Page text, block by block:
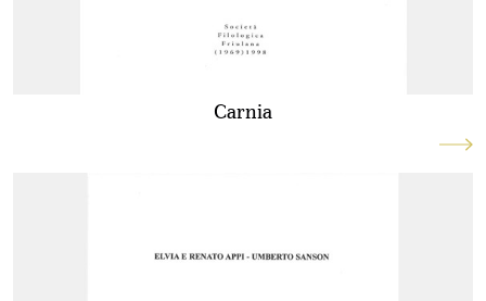
Carnia